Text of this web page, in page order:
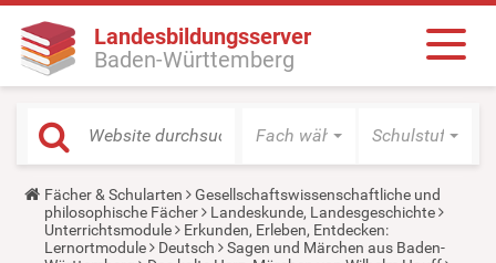
Landesbildungsserver
Baden-Württemberg
Fach wählen Schulstufe
Y
o
u
a
Fächer & Schularten
Gesellschaftswissenschaftliche und
philosophische Fächer
Landeskunde, Landesgeschichte
Unterrichtsmodule
Erkunden, Erleben, Entdecken:
Lernortmodule
Deutsch
Sagen und Märchen aus Baden-